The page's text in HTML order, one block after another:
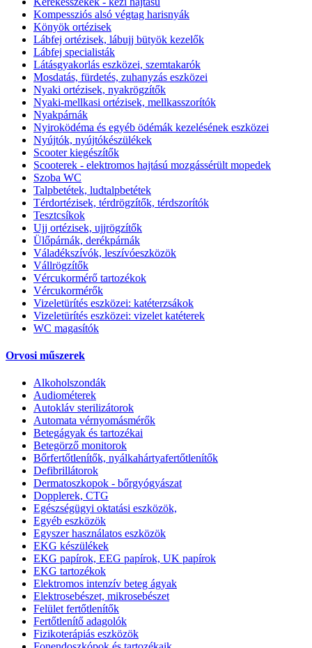
Kompessziós alsó végtag harisnyák
Könyök ortézisek
Lábfej ortézisek, lábujj bütyök kezelők
Lábfej specialisták
Látásgyakorlás eszközei, szemtakarók
Mosdatás, fürdetés, zuhanyzás eszközei
Nyaki ortézisek, nyakrögzítők
Nyaki-mellkasi ortézisek, mellkasszorítók
Nyakpárnák
Nyiroködéma és egyéb ödémák kezelésének eszközei
Nyújtók, nyújtókészülékek
Scooter kiegészítők
Scooterek - elektromos hajtású mozgássérült mopedek
Szoba WC
Talpbetétek, ludtalpbetétek
Térdortézisek, térdrögzítők, térdszorítók
Tesztcsíkok
Ujj ortézisek, ujjrögzítők
Ülőpárnák, derékpárnák
Váladékszívók, leszívóeszközök
Vállrögzítők
Vércukormérő tartozékok
Vércukormérők
Vizeletürítés eszközei: katéterzsákok
Vizeletürítés eszközei: vizelet katéterek
WC magasítók
Orvosi műszerek
Alkoholszondák
Audiométerek
Autokláv sterilizátorok
Automata vérnyomásmérők
Betegágyak és tartozékai
Betegörző monitorok
Bőrfertőtlenítők, nyálkahártyafertőtlenítők
Defibrillátorok
Dermatoszkopok - bőrgyógyászat
Dopplerek, CTG
Egészségügyi oktatási eszközök,
Egyéb eszközök
Egyszer használatos eszközök
EKG készülékek
EKG papírok, EEG papírok, UK papírok
EKG tartozékok
Elektromos intenzív beteg ágyak
Elektrosebészet, mikrosebészet
Felület fertőtlenítők
Fertőtlenítő adagolók
Fizikoterápiás eszközök